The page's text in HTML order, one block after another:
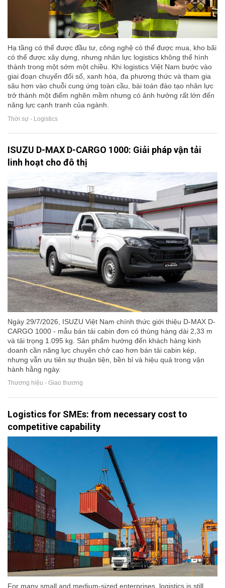
Hạ tầng có thể được đầu tư, công nghệ có thể được mua, kho bãi
có thể được xây dựng, nhưng nhân lực logistics không thể hình
thành trong một sớm một chiều. Khi logistics Việt Nam bước vào
giai đoạn chuyển đổi số, xanh hóa, đa phương thức và tham gia
sâu hơn vào chuỗi cung ứng toàn cầu, bài toán đào tạo nhân lực
trở thành một điểm nghẽn mềm nhưng có ảnh hưởng rất lớn đến
năng lực cạnh tranh của ngành.
Thời sự - Logistics
ISUZU D-MAX D-CARGO 1000: Giải pháp vận tải
linh hoạt cho đô thị
Ngày 29/7/2026, ISUZU Việt Nam chính thức giới thiệu D-MAX D-
CARGO 1000 - mẫu bán tải cabin đơn có thùng hàng dài 2,33 m
và tải trọng 1.095 kg. Sản phẩm hướng đến khách hàng kinh
doanh cần năng lực chuyên chở cao hơn bán tải cabin kép,
nhưng vẫn ưu tiên sự thuận tiện, bền bỉ và hiệu quả trong vận
hành hằng ngày.
Thương hiệu - Giao thương
Logistics for SMEs: from necessary cost to
competitive capability
For many small and medium-sized enterprises, logistics is still